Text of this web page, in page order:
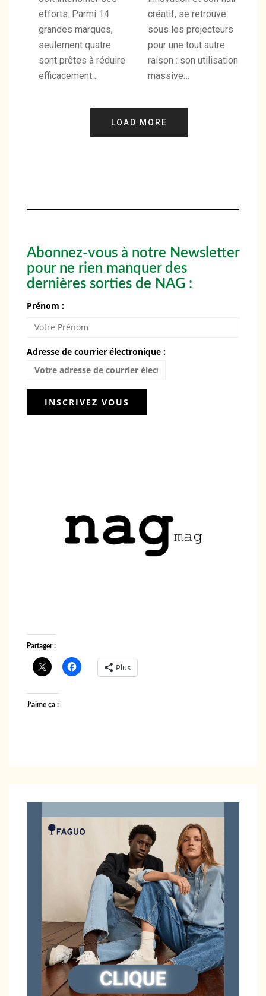
efforts. Parmi 14
grandes marques,
seulement quatre
sont prêtes à réduire
efficacement…
créatif, se retrouve
sous les projecteurs
pour une tout autre
raison : son utilisation
massive…
LOAD MORE
Abonnez-vous à notre Newsletter
pour ne rien manquer des
dernières sorties de NAG :
Prénom :
Adresse de courrier électronique :
Partager :
Plus
J’aime ça :